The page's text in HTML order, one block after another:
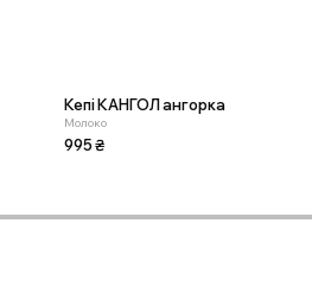
Кепі КАНГОЛ ангорка
Молоко
995₴